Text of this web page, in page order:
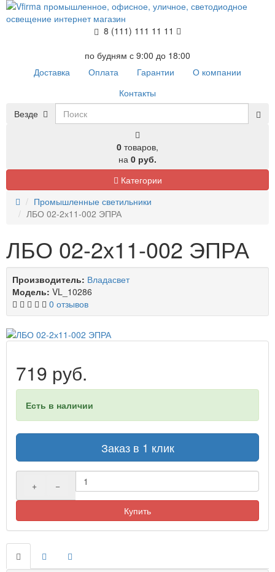
8 (111) 111 11 11
по будням с 9:00 до 18:00
Доставка
Оплата Гарантии
О компании
Контакты
Везде
0 товаров,
на 0 руб.
Категории
Промышленные светильники
ЛБО 02-2х11-002 ЭПРА
ЛБО 02-2х11-002 ЭПРА
Производитель: Владасвет
Модель: VL_10286
0 отзывов
719 руб.
Есть в наличии
Заказ в 1 клик
+ −
Купить